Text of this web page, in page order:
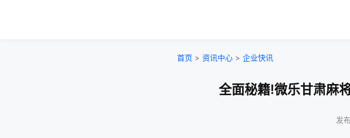
首页 > 资讯中心 > 企业快讯
全面秘籍!微乐甘肃麻
发